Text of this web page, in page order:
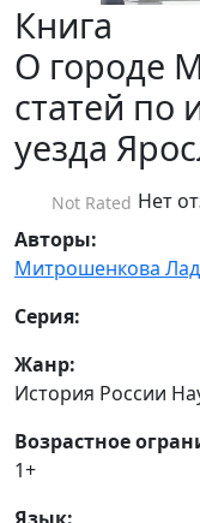
Книга
О городе
статей по
уезда
Not Rated Нет
Авторы:
Митрошенкова
Серия:
Жанр:
История России
Возрастное
1+
Язык: